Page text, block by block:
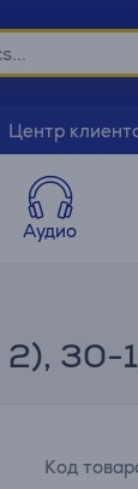
Центр
Аудио
2),
Код